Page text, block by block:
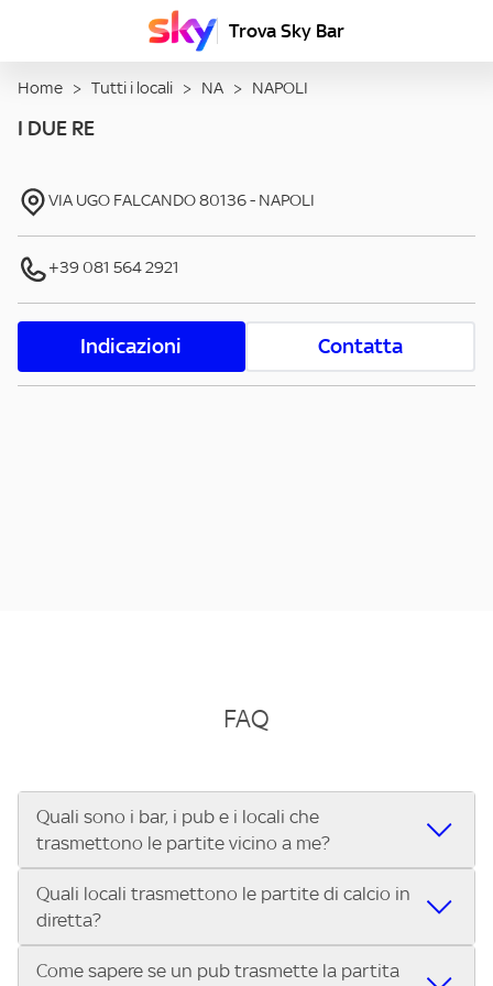
Trova Sky Bar
Home > Tutti i locali > NA > NAPOLI
I DUE RE
VIA UGO FALCANDO80136- NAPOLI
+39 081 564 2921
Indicazioni Contatta
FAQ
Quali sono i bar, i pub e i locali che
trasmettono le partite vicino a me?
Se cerchi un bar, pub, ristorante o locale vicino a te per
vedere le partite di Serie A ENILIVE, la Serie C Sky Wifi, la
UEFA Champions League, la UEFA Europa League, la UEFA
Conference League, il Tennis, la Formula 1®, la MotoGP™ e
Quali locali trasmettono le partite di calcio in
diretta?
Vuoi sapere quali bar, pub o ristoranti mostrano le partite
Come sapere se un pub trasmette la partita